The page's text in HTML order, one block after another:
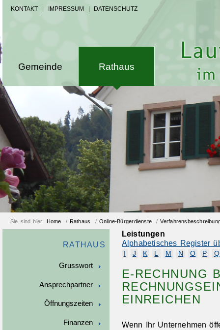
KONTAKT IMPRESSUM DATENSCHUTZ
Gemeinde Rathaus
Sie sind hier: Home / Rathaus / Online-Bürgerdienste /
RATHAUS
Grusswort
Ansprechpartner
Öffnungszeiten
Finanzen
Leistungen
Alphabetisches Register
J K L M N O P Q
E-RECHNUNG
EINREICHEN
Wenn Ihr Unternehmen